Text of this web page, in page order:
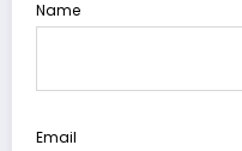
Name
Email